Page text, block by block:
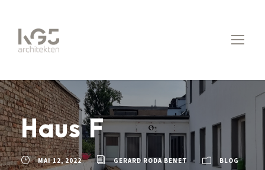
Haus F
MAI 12, 2022 GERARD RODA BENET BLOG